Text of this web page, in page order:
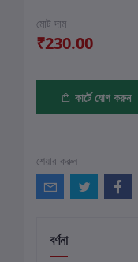
মোট দাম
₹230.00
কার্টে যোগ করুন
শেয়ার করুন
বর্ণনা